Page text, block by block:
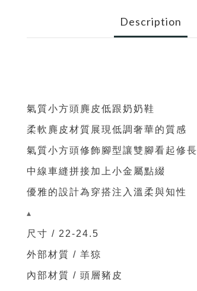
Description
氣質小方頭麂皮低跟奶奶鞋
柔軟麂皮材質展現低調奢華的質感
氣質小方頭修飾腳型讓雙腳看起修長
中線車縫拼接加上小金屬點綴
優雅的設計為穿搭注入溫柔與知性
▴
尺寸 / 22-24.5
外部材質 / 羊猄
內部材質 / 頭層豬皮